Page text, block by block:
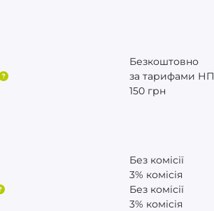
Безкоштовно
за тарифами НП
150 грн
Без комісії
3% комісія
Без комісії
3% комісія